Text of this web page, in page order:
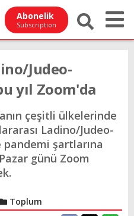
Abonelik
Subscription
Judeo-
yıl Zoom'da
çeşitli ülkelerinde
Ladino/Judeo-
pandemi şartlarına
günü Zoom
Toplum